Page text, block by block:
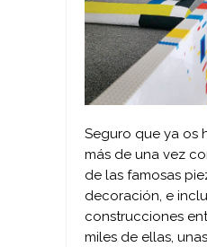
Seguro que ya os
más de una vez
de las famosas
decoración, e
construcciones
miles de ellas,